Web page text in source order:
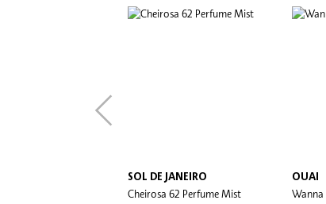
SOL DE JANEIRO
Cheirosa 62 Perfume Mist
OUAI
Wanna